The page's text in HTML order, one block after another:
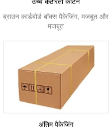
ब्राउन कार्डबोर्ड बॉक्स पैकेजिंग, मजबूत और
मजबूत
अंतिम पैकेजिंग